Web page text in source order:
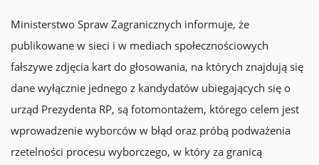
Ministerstwo Spraw Zagranicznych informuje, że
publikowane w sieci i w mediach społecznościowych
fałszywe zdjęcia kart do głosowania, na których znajdują się
dane wyłącznie jednego z kandydatów ubiegających się o
urząd Prezydenta RP, są fotomontażem, którego celem jest
wprowadzenie wyborców w błąd oraz próbą podważenia
rzetelności procesu wyborczego, w który za granicą